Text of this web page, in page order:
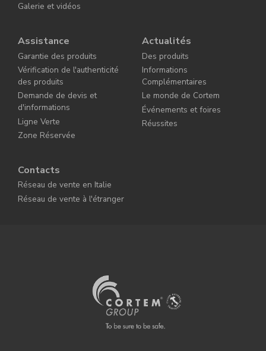
Galerie et vidéos
Assistance
Garantie des produits
Vérification de l'authenticité
des produits
Demande de devis et
d'informations
Ligne Verte
Zone Réservée
Actualités
Des produits
Informations
Complémentaires
Le monde de Cortem
Événements et foires
Réussites
Contacts
Réseau de vente en Italie
Réseau de vente à l'étranger